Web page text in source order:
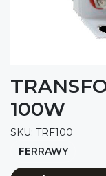
100W
SKU: TRF100
FERRAWY